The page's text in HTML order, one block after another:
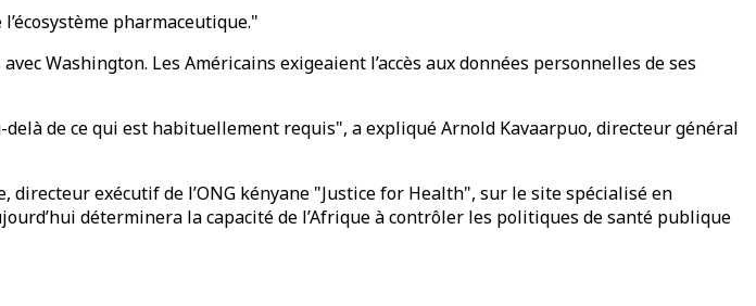
pharmaceutique."
Washington. Les Américains exigeaient l’accès aux données personnelles de ses
delà de ce qui est habituellement requis", a expliqué Arnold Kavaarpuo, directeur général
exécutif de l’ONG kényane "Justice for Health", sur le site spécialisé en
déterminera la capacité de l’Afrique à contrôler les politiques de santé publique